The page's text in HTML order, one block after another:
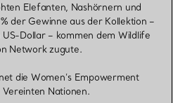
Elefanten, Nashörnern und
der Gewinne aus der Kollektion –
Dollar – kommen dem Wildlife
Network zugute.
die Women’s Empowerment
Vereinten Nationen.